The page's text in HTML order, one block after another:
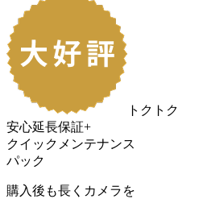
トクトク
安心延長保証+
クイックメンテナンス
パック
購入後も長くカメラを